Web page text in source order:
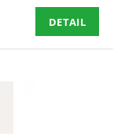
DETAIL